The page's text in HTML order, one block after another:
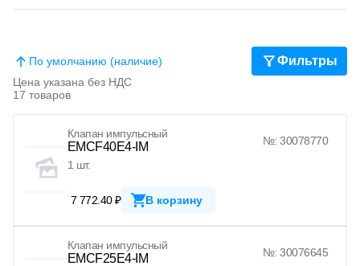
17 товаров
Цена указана без НДС
По умолчанию (наличие) Фильтры
Клапан импульсный
EMCF40E4-IM
№: 30078770
1 шт.
7 772.40 ₽ В корзину
Клапан импульсный
EMCF25E4-IM
№: 30076645